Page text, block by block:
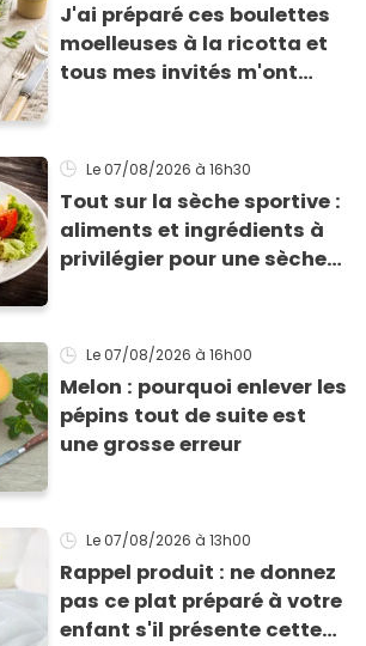
J'ai préparé ces boulettes
moelleuses à la ricotta et
tous mes invités m'ont
Le 07/08/2026 à 16h30
Tout sur la sèche sportive :
aliments et ingrédients à
privilégier pour une sèche
Le 07/08/2026 à 16h00
Melon : pourquoi enlever les
pépins tout de suite est
une grosse erreur
Le 07/08/2026 à 13h00
Rappel produit : ne donnez
pas ce plat préparé à votre
enfant s'il présente cette